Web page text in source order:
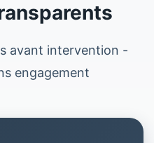
avant intervention -
engagement